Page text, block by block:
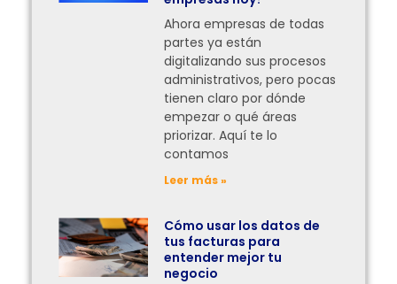
Ahora empresas de todas
partes ya están
digitalizando sus procesos
administrativos, pero pocas
tienen claro por dónde
empezar o qué áreas
priorizar. Aquí te lo
contamos
Leer más »
Cómo usar los datos de
tus facturas para
entender mejor tu
negocio